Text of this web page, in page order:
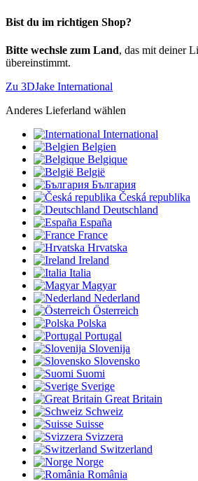
Bist du im richtigen Shop?
Bitte wechsle zum Land, das mit deiner
übereinstimmt.
Zu 3DJake International
Anderes Lieferland wählen
International
Belgien
Belgique
België
България
Česká republika
Deutschland
España
France
Hrvatska
Ireland
Italia
Magyar
Nederland
Österreich
Polska
Portugal
Slovenija
Slovensko
Suomi
Sverige
Great Britain
Schweiz
Suisse
Svizzera
Switzerland
Norge
România